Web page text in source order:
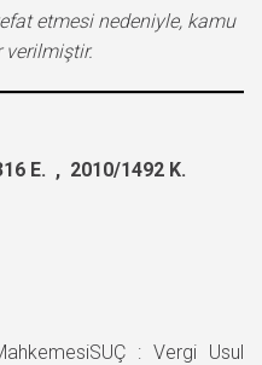
etmesi nedeniyle, kamu
verilmiştir.
E. , 2010/1492 K.
: Vergi Usul